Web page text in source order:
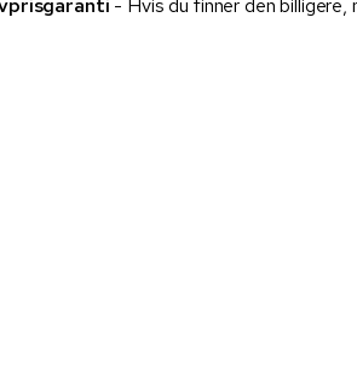
- Hvis du finner den billigere,